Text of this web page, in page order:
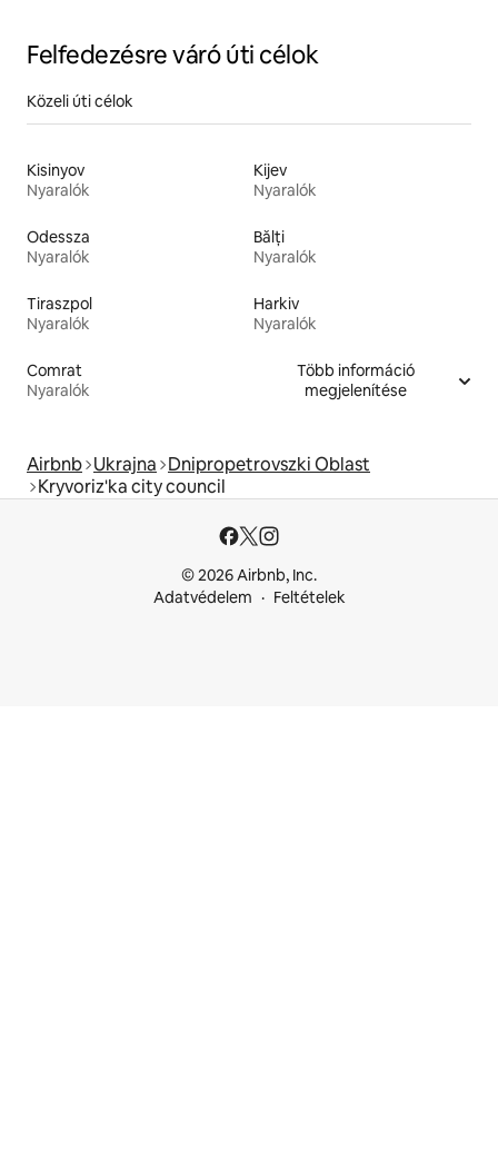
Felfedezésre váró úti célok
Közeli úti célok
Kisinyov
Nyaralók
Kijev
Nyaralók
Odessza
Nyaralók
Bălți
Nyaralók
Tiraszpol
Nyaralók
Harkiv
Nyaralók
Comrat
Nyaralók
Több információ
megjelenítése
Airbnb Ukrajna Dnipropetrovszki Oblast
Kryvoriz'ka city council
© 2026 Airbnb, Inc.
Adatvédelem
Feltételek